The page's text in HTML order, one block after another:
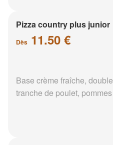
Pizza country plus junior
Dès 11.50 €
Base crème fraîche,
tranche de poulet,